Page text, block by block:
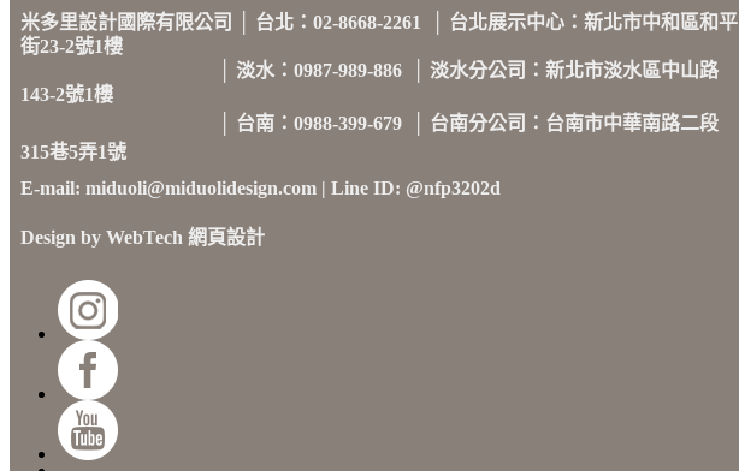
米多里設計國際有限公司 │ 台北：02-8668-2261 │ 台北展示中心：新北市中和區和平
街23-2號1樓
│ 淡水：0987-989-886 │ 淡水分公司：新北市淡水區中山路
143-2號1樓
台南： 0988-399-679
│ 台南分公司：台南市中華南路二段
315巷5弄1號
E-mail: miduoli@miduolidesign.com​ | Line ID: @nfp3202d
Design by WebTech 網頁設計